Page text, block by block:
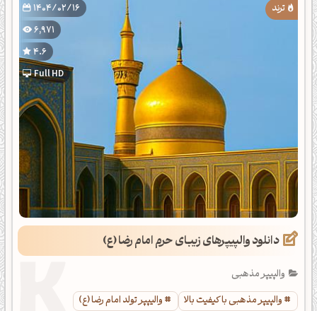
1404/02/16
6,971
4.6
Full HD
دانلود والپیپرهای زیبای حرم امام رضا (ع)
والپیپر مذهبی
والپیپر مذهبی با کیفیت بالا
والیپپر تولد امام رضا (ع)